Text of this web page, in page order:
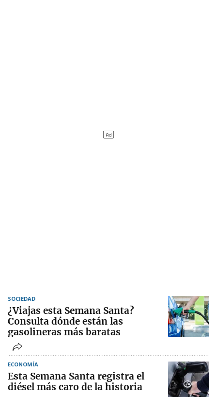
SOCIEDAD
¿Viajas esta Semana Santa?
Consulta dónde están las
gasolineras más baratas
ECONOMÍA
Esta Semana Santa registra el
diésel más caro de la historia